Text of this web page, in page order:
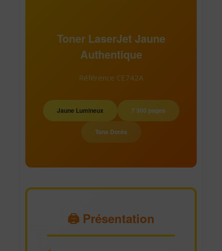
Toner LaserJet Jaune
Authentique
Référence CE742A
Jaune Lumineux 7 300 pages
Tons Dorés
🖨️ Présentation